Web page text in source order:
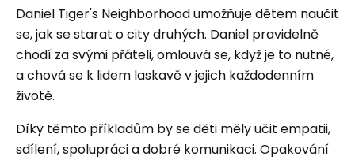
Daniel Tiger's Neighborhood umožňuje dětem naučit
se, jak se starat o city druhých. Daniel pravidelně
chodí za svými přáteli, omlouvá se, když je to nutné,
a chová se k lidem laskavě v jejich každodenním
životě.
Díky těmto příkladům by se děti měly učit empatii,
sdílení, spolupráci a dobré komunikaci. Opakování